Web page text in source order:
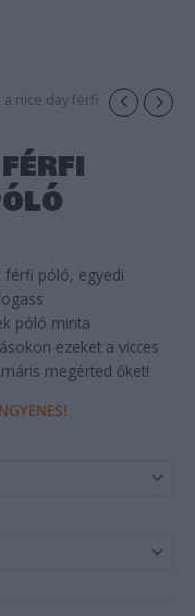
a nice day férfi
férfi
férfi póló, egyedi
póló minta
ezeket a vicces
megérted őket!